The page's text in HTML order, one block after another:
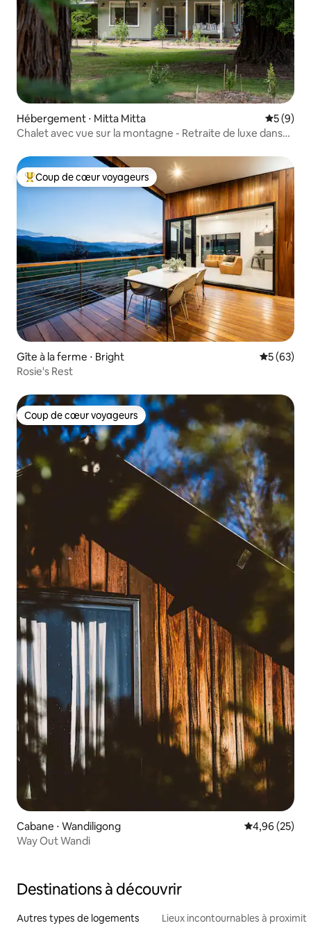
Hébergement ⋅ Mitta Mitta
5 (9)
Chalet avec vue sur la montagne - Retraite de luxe dans
Coups de cœur voyageurs les plus appréciés
Coup de cœur voyageurs
Gîte à la ferme ⋅ Bright
5 (63)
Rosie's Rest
Coup de cœur voyageurs
Coup de cœur voyageurs
Cabane ⋅ Wandiligong Évaluation
4,96 (25)
Way Out Wandi
Destinations à découvrir
Autres types de logements Lieux incontournables à